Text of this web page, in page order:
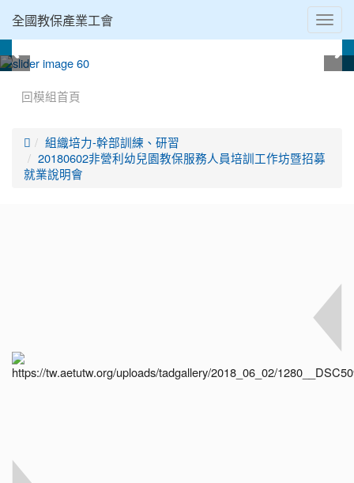
全國教保產業工會
回模組首頁

組織培力-幹部訓練、研習
20180602非營利幼兒園教保服務人員培訓工作坊暨招募
就業說明會